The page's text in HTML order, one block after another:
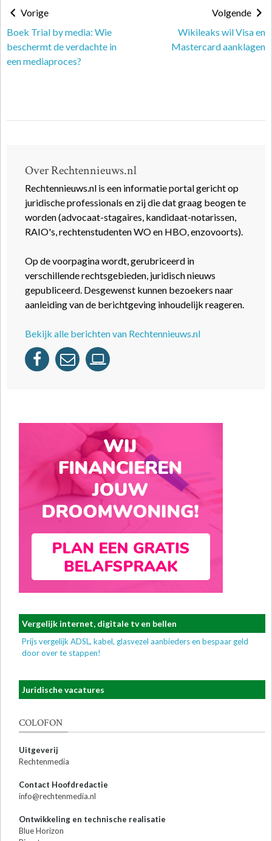
Vorige
Boek Trial by media: Wie
beschermt de verdachte in
een mediaproces?
Volgende
Wikileaks wil Visa en
Mastercard aanklagen
Over Rechtennieuws.nl
Rechtennieuws.nl is een informatie portal gericht op
juridische professionals en zij die dat graag beogen te
worden (advocaat-stagaires, kandidaat-notarissen,
RAIO's, rechtenstudenten WO en HBO, enzovoorts).
Op de voorpagina wordt, gerubriceerd in
verschillende rechtsgebieden, juridisch nieuws
gepubliceerd. Desgewenst kunnen bezoekers naar
aanleiding van de berichtgeving inhoudelijk reageren.
Bekijk alle berichten van Rechtennieuws.nl
Vergelijk internet, digitale tv en bellen
Prijs vergelijk ADSL, kabel, glasvezel aanbieders en bespaar geld
door over te stappen!
Juridische vacatures
COLOFON
Uitgeverij
Rechtenmedia
Contact Hoofdredactie
info@rechtenmedia.nl
Ontwikkeling en technische realisatie
Blue Horizon